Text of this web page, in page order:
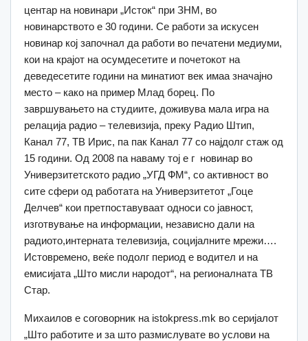
центар на новинари „Исток“ при ЗНМ, во
новинарството е 30 години. Се работи за искусен
новинар кој започнал да работи во печатени медиуми,
кои на крајот на осумдесетите и почетокот на
деведесетите години на минатиот век имаа значајно
место – како на пример Млад борец. По
завршувањето на студиите, доживува мала игра на
релација радио – телевизија, преку Радио Штип,
Канал 77, ТВ Ирис, па пак Канал 77 со најдолг стаж од
15 години. Од 2008 па наваму тој е г новинар во
Универзитетското радио „УГД ФМ“, со активност во
сите сфери од работата на Универзитетот „Гоце
Делчев“ кои претпоставуваат односи со јавност,
изготвување на информации, независно дали на
радиото,интерната телевизија, социјалните мрежи….
Истовремено, веќе подолг период е водител и на
емисијата „Што мисли народот“, на регионалната ТВ
Стар.
Михаилов е соговорник на istokpress.mk во серијалот
„Што работите и за што размислувате во услови на